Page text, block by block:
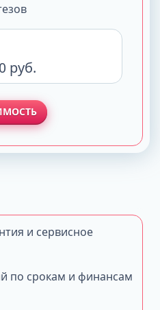
руб.
и сервисное
по срокам и финансам